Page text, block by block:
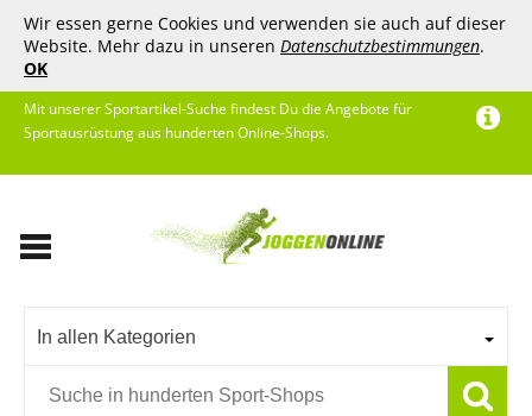
Wir essen gerne Cookies und verwenden sie auch auf dieser
Website. Mehr dazu in unseren Datenschutzbestimmungen.
OK
Mit unserer Sportartikel-Suche findest Du die Angebote für
Sportausrüstung aus hunderten Online-Shops.
In allen Kategorien